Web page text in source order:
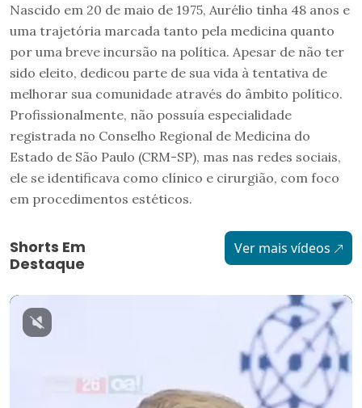
Nascido em 20 de maio de 1975, Aurélio tinha 48 anos e
uma trajetória marcada tanto pela medicina quanto
por uma breve incursão na política. Apesar de não ter
sido eleito, dedicou parte de sua vida à tentativa de
melhorar sua comunidade através do âmbito político.
Profissionalmente, não possuía especialidade
registrada no Conselho Regional de Medicina do
Estado de São Paulo (CRM-SP), mas nas redes sociais,
ele se identificava como clínico e cirurgião, com foco
em procedimentos estéticos.
Shorts Em
Destaque
Ver mais vídeos